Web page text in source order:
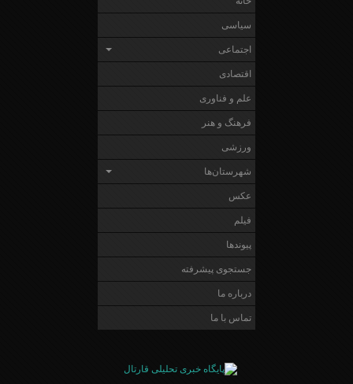
سیاسی
اجتماعی
اقتصادی
علم و فناوری
فرهنگ و هنر
ورزشی
شهرستان‌ها
عکس
فیلم
پیوندها
جستجوی پیشرفته
درباره ما
تماس با ما